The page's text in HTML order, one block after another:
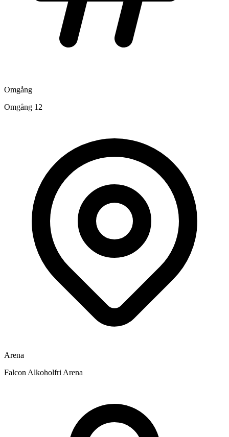
Omgång
Omgång 12
Arena
Falcon Alkoholfri Arena